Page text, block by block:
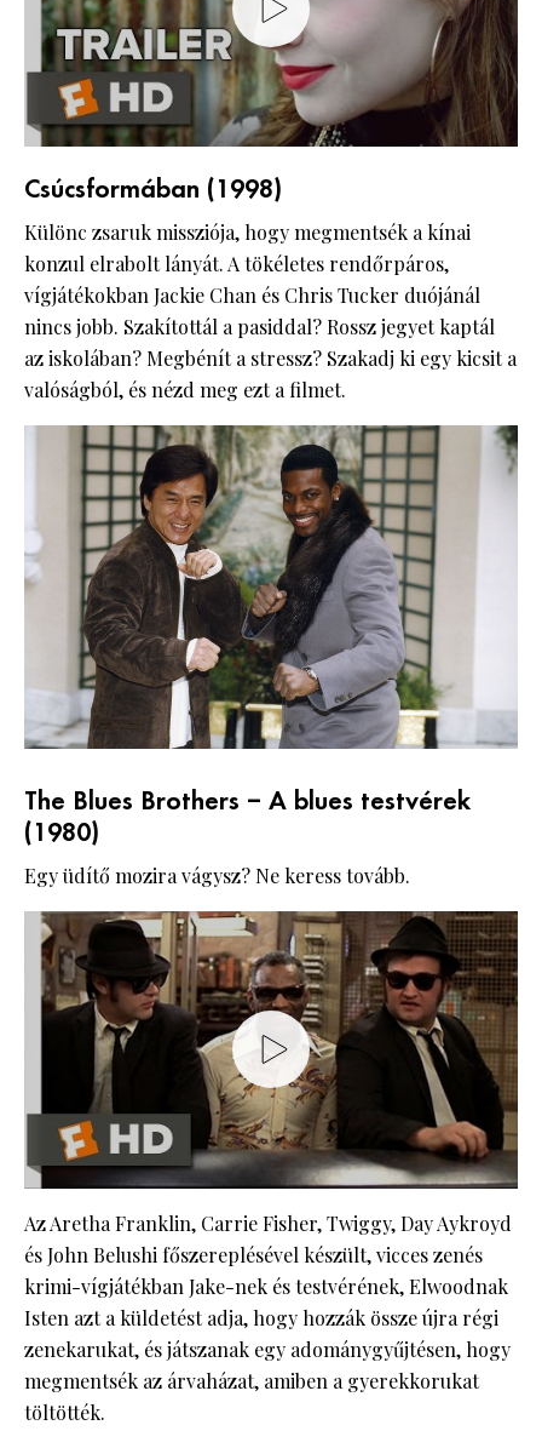
Csúcsformában (1998)
Különc zsaruk missziója, hogy megmentsék a kínai
konzul elrabolt lányát. A tökéletes rendőrpáros,
vígjátékokban Jackie Chan és Chris Tucker duójánál
nincs jobb. Szakítottál a pasiddal? Rossz jegyet kaptál
az iskolában? Megbénít a stressz? Szakadj ki egy kicsit a
valóságból, és nézd meg ezt a filmet.
The Blues Brothers – A blues testvérek
(1980)
Egy üdítő mozira vágysz? Ne keress tovább.
Az Aretha Franklin, Carrie Fisher, Twiggy, Day Aykroyd
és John Belushi főszereplésével készült, vicces zenés
krimi-vígjátékban Jake-nek és testvérének, Elwoodnak
Isten azt a küldetést adja, hogy hozzák össze újra régi
zenekarukat, és játszanak egy adománygyűjtésen, hogy
megmentsék az árvaházat, amiben a gyerekkorukat
töltötték.